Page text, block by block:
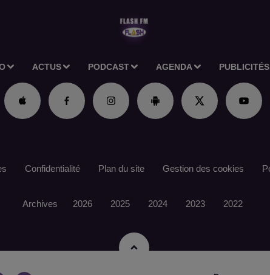
ACTUS PODCAST AGENDA PUBLICITÉS
Confidentialité Plan du site Gestion des cookies
Archives 2026 2025 2024 2023 2022